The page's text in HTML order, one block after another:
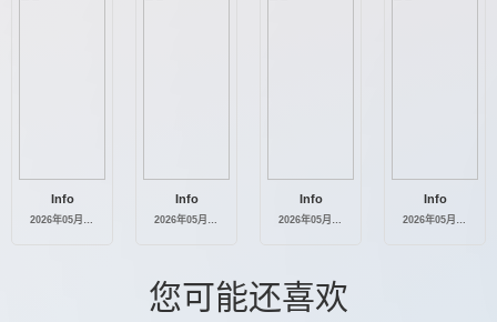
Info
2026年05月27日
Info
2026年05月26日
Info
2026年05月25日
Info
2026年05月24日
您可能还喜欢